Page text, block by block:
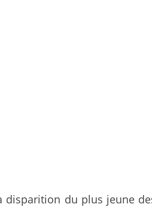
disparition du plus jeune